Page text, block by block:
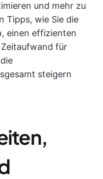
und mehr zu
Tipps, wie Sie die
einen effizienten
für
steigern